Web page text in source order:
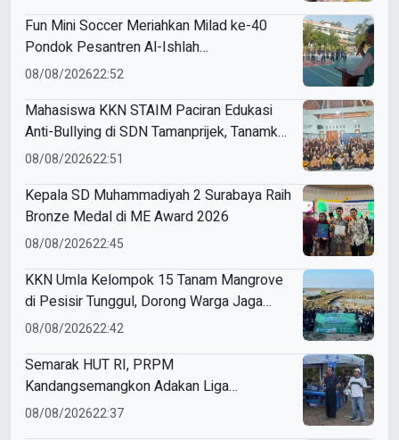
Fun Mini Soccer Meriahkan Milad ke-40
Pondok Pesantren Al-Ishlah
Sendangagung
08/08/202622:52
Mahasiswa KKN STAIM Paciran Edukasi
Anti-Bullying di SDN Tamanprijek, Tanamkan
Empati Sejak Dini
08/08/202622:51
Kepala SD Muhammadiyah 2 Surabaya Raih
Bronze Medal di ME Award 2026
08/08/202622:45
KKN Umla Kelompok 15 Tanam Mangrove
di Pesisir Tunggul, Dorong Warga Jaga
Lingkungan
08/08/202622:42
Semarak HUT RI, PRPM
Kandangsemangkon Adakan Liga
Kemerdekaan 2026
08/08/202622:37